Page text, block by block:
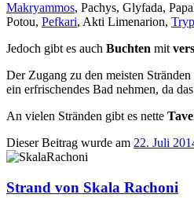
Makryammos, Pachys, Glyfada,
Potou, Pefkari, Akti Limenarion,
Jedoch gibt es auch Buchten mit
Der Zugang zu den meisten
ein erfrischendes Bad nehmen, da
An vielen Stränden gibt es nette
Dieser Beitrag wurde am 22. Juli
Strand von Skala Rachoni